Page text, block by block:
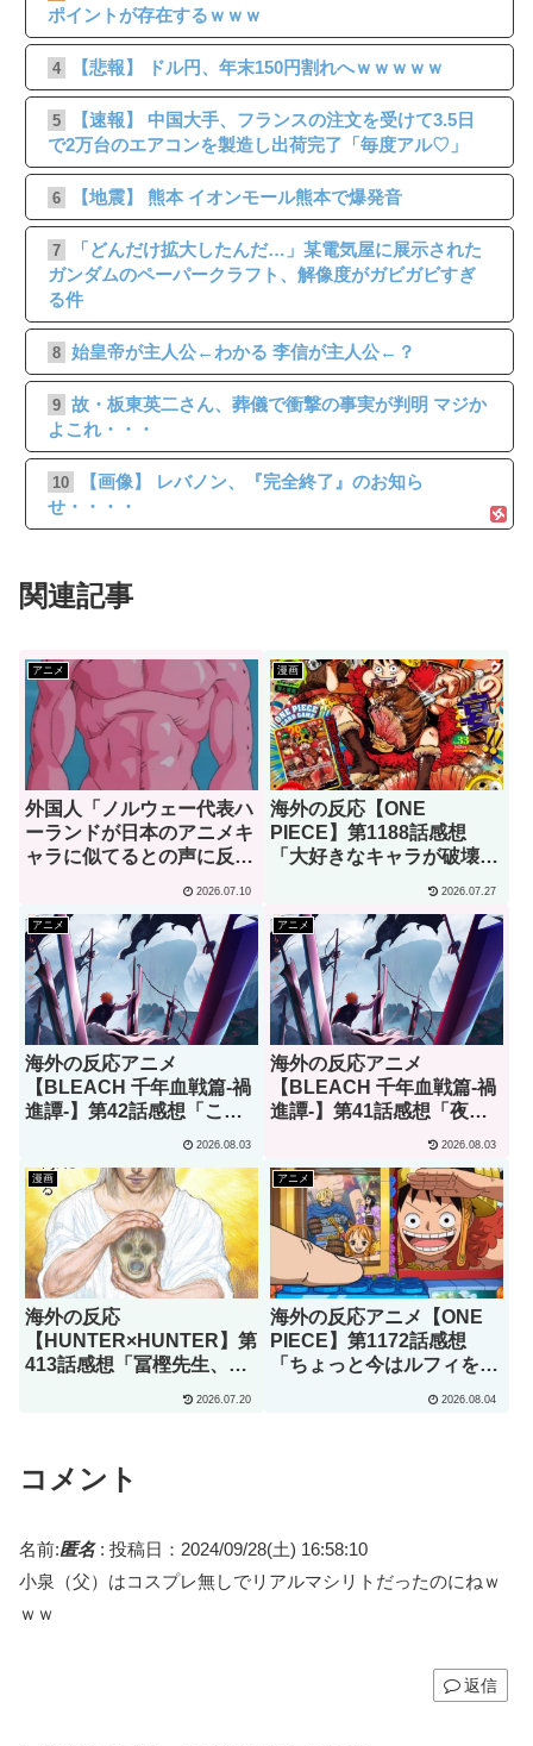
ポイントが存在するｗｗｗ
4 【悲報】 ドル円、年末150円割れへｗｗｗｗｗ
5
【速報】 中国大手、フランスの注文を受けて3.5日
で2万台のエアコンを製造し出荷完了「毎度アル♡」
6 【地震】 熊本 イオンモール熊本で爆発音
7
「どんだけ拡大したんだ…」某電気屋に展示された
ガンダムのペーパークラフト、解像度がガビガビすぎ
る件
8 始皇帝が主人公←わかる 李信が主人公←？
9 故・板東英二さん、葬儀で衝撃の事実が判明 マジか
よこれ・・・
10
【画像】 レバノン、『完全終了』のお知ら
せ・・・・
関連記事
アニメ
外国人「ノルウェー代表ハ
ーランドが日本のアニメキ
ャラに似てるとの声に反応
2026.07.10
漫画
海外の反応【ONE
PIECE】第1188話感想
「大好きなキャラが破壊さ
2026.07.27
アニメ
海外の反応アニメ
【BLEACH 千年血戦篇-禍
進譚-】第42話感想「この
2026.08.03
アニメ
海外の反応アニメ
【BLEACH 千年血戦篇-禍
進譚-】第41話感想「夜一
は全てのアニメの中で最も
とわたしは思います」
2026.08.03
漫画
海外の反応
【HUNTER×HUNTER】第
413話感想「冨樫先生、あ
2026.07.20
アニメ
海外の反応アニメ【ONE
PIECE】第1172話感想
「ちょっと今はルフィを擁
2026.08.04
コメント
名前:匿名: 投稿日：2024/09/28(土) 16:58:10
小泉（父）はコスプレ無しでリアルマシリトだったのにねｗ
ｗｗ
返信